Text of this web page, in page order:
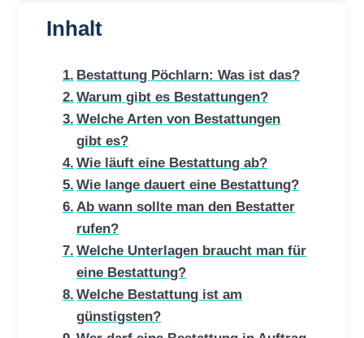
Inhalt
Bestattung Pöchlarn: Was ist das?
Warum gibt es Bestattungen?
Welche Arten von Bestattungen
gibt es?
Wie läuft eine Bestattung ab?
Wie lange dauert eine Bestattung?
Ab wann sollte man den Bestatter
rufen?
Welche Unterlagen braucht man für
eine Bestattung?
Welche Bestattung ist am
günstigsten?